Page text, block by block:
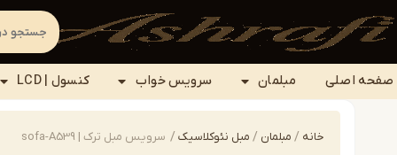
صفحه اصلی مبلمان سرویس خواب کنسول | LCD
خانه / مبلمان / مبل نئوکلاسیک / سرویس مبل ترک | sofa-A539